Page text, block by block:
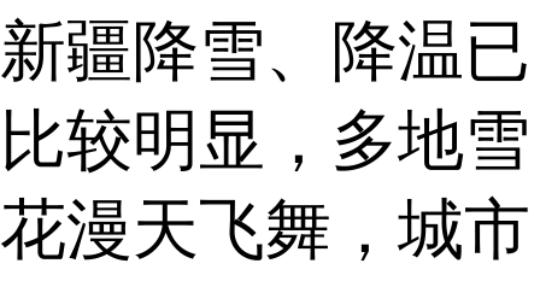
新疆降雪、降温已
比较明显，多地雪
花漫天飞舞，城市